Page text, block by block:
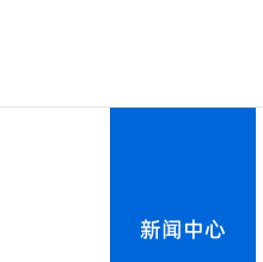
新闻中心